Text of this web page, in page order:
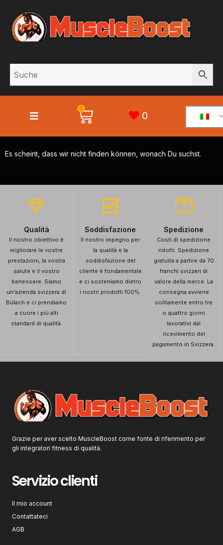
0
0
Es scheint, dass wir nicht finden können, wonach Du suchst.
Qualità
Il nostro obiettivo è
migliorare le vostre
prestazioni, la vostra
salute e il vostro
benessere. Siamo
un'azienda svizzera di
Bülach e ci prendiamo
a cuore i più alti
standard di qualità.
Soddisfazione
Il nostro impegno per
la qualità e la
soddisfazione del
cliente è fondamentale
e ci sosteniamo dietro
i nostri prodotti 100%.
Spedizione
Costi di spedizione
ridotti. Spedizione
gratuita a partire da 70
franchi svizzeri di
valore della merce. La
consegna avviene
solitamente entro tre
o quattro giorni
lavorativi dal
ricevimento del
pagamento in Svizzera.
Grazie per aver scelto MuscleBoost come fonte di riferimento per
gli integratori fitness di qualità.
Servizio clienti
Il mio account
Contattateci
AGB